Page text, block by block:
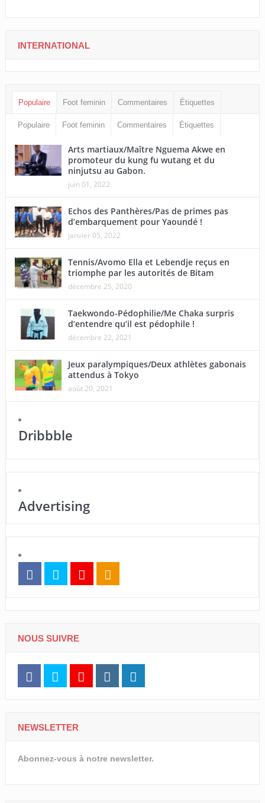
INTERNATIONAL
Populaire Foot feminin Commentaires Étiquettes
Populaire Foot feminin Commentaires Étiquettes
Arts martiaux/Maître Nguema Akwe en
promoteur du kung fu wutang et du
ninjutsu au Gabon.
juin 01, 2022
Echos des Panthères/Pas de primes pas
d’embarquement pour Yaoundé !
janvier 05, 2022
Tennis/Avomo Ella et Lebendje reçus en
triomphe par les autorités de Bitam
décembre 25, 2020
Taekwondo-Pédophilie/Me Chaka surpris
d’entendre qu’il est pédophile !
décembre 22, 2021
Jeux paralympiques/Deux athlètes gabonais
attendus à Tokyo
août 20, 2021
Dribbble
Advertising
NOUS SUIVRE
NEWSLETTER
Abonnez-vous à notre newsletter.